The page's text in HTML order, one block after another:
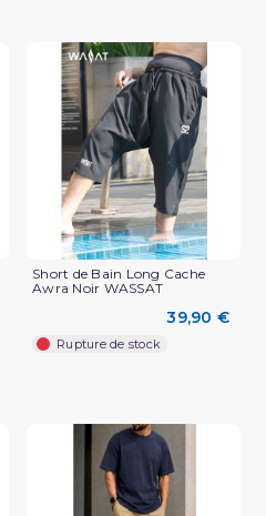
Short de Bain Long Cache
Awra Noir WASSAT
39,90 €
Rupture de stock